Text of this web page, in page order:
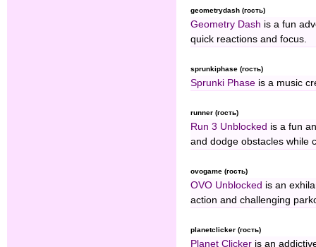
geometrydash (гость)
Geometry Dash is a fun
quick reactions and focus.
sprunkiphase (гость)
Sprunki Phase is a music
runner (гость)
Run 3 Unblocked is a fun
and dodge obstacles while
ovogame (гость)
OVO Unblocked is an
action and challenging
planetclicker (гость)
Planet Clicker is an